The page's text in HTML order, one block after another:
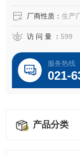
厂商性质： 生产
访 问 量 ： 599
服务热线
021-
产品分类